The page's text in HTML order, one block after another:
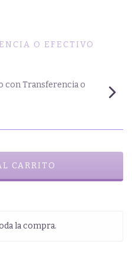
O EFECTIVO
con Transferencia o
la compra.